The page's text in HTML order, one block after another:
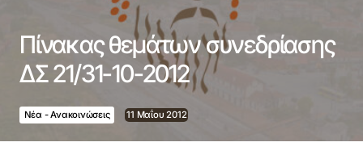
Πίνακας θεμάτων συνεδρίασης
ΔΣ 21/31-10-2012
Νέα - Ανακοινώσεις 11 Μαΐου 2012